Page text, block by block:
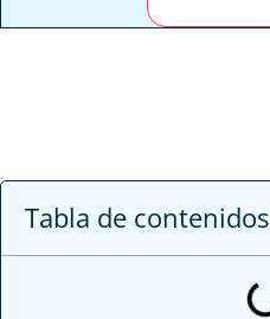
Tabla de contenidos